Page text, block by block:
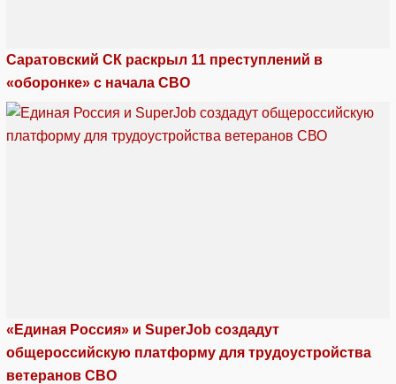
Саратовский СК раскрыл 11 преступлений в
«оборонке» с начала СВО
«Единая Россия» и SuperJob создадут
общероссийскую платформу для трудоустройства
ветеранов СВО